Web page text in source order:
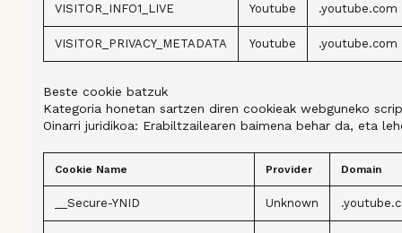
VISITOR_INFO1_LIVE Youtube .youtube.com
VISITOR_PRIVACY_METADATA Youtube .youtube.com
Beste cookie batzuk
Kategoria honetan sartzen diren cookieak webguneko
Oinarri juridikoa: Erabiltzailearen baimena behar da, eta
Cookie Name Provider Domain
__Secure-YNID Unknown